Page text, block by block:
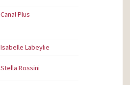
Canal Plus
Isabelle Labeylie
Stella Rossini